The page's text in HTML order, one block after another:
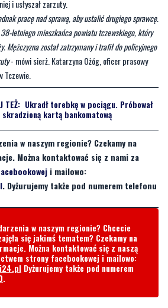
i usłyszał zarzuty.
pracę nad sprawą, aby ustalić drugiego sprawcę.
38-letniego mieszkańca powiatu tczewskiego, który
Mężczyzna został zatrzymany i trafił do policyjnego
- mówi sierż. Katarzyna Ożóg, oficer prasowy
Tczewie.
TEŻ: Ukradł torebkę w pociągu. Próbował
skradzioną kartą bankomatową
w naszym regionie? Czekamy na
Można kontaktować się z nami za
i mailowo:
. Dyżurujemy także pod numerem telefonu
w naszym regionie? Chcecie
się jakimś tematem? Czekamy na
Można kontaktować się z naszą
strony facebookowej i mailowo:
Dyżurujemy także pod numerem
.